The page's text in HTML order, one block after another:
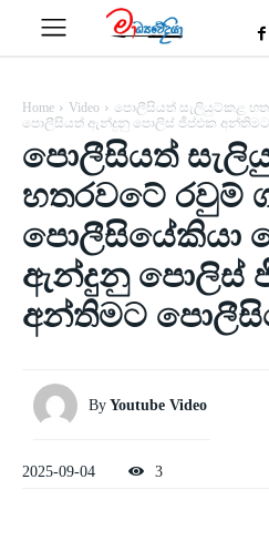
Home Video
පොලීසියත් සැලියුට්කළ
පොලීසියත් ඇන්දුනු පොලිස් ජීප්එක
පොලීසියත්
හතරවටේ රවුම්
පොලීසියේකියා
ඇන්දුනු පොලිස්
අන්තිමට
By Youtube Video
2025-09-04 3